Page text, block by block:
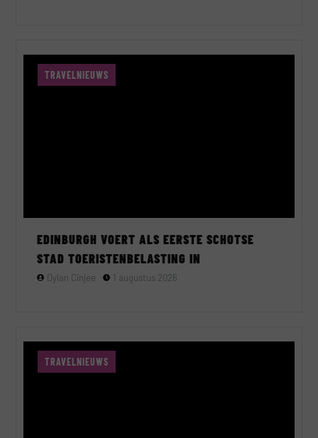
TRAVELNIEUWS
EDINBURGH VOERT ALS EERSTE SCHOTSE
STAD TOERISTENBELASTING IN
Dylan Cinjee 1 augustus 2026
TRAVELNIEUWS